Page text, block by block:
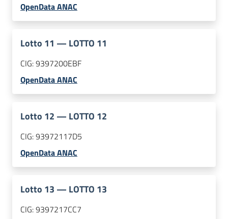
OpenData ANAC
Lotto 11 — LOTTO 11
CIG:9397200EBF
OpenData ANAC
Lotto 12 — LOTTO 12
CIG:93972117D5
OpenData ANAC
Lotto 13 — LOTTO 13
CIG:9397217CC7